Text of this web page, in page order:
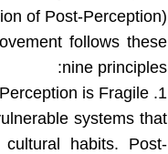
of Post-Perception)
follows these
nine principles:
1. Perception is Fragile
systems that
habits. Post-